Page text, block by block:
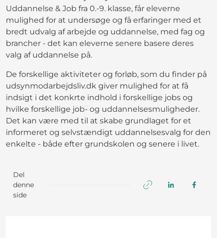
Uddannelse & Job fra 0.-9. klasse, får eleverne
mulighed for at undersøge og få erfaringer med et
bredt udvalg af arbejde og uddannelse, med fag og
brancher - det kan eleverne senere basere deres
valg af uddannelse på.
De forskellige aktiviteter og forløb, som du finder på
udsynmodarbejdsliv.dk giver mulighed for at få
indsigt i det konkrte indhold i forskellige jobs og
hvilke forskellige job- og uddannelsesmuligheder.
Det kan være med til at skabe grundlaget for et
informeret og selvstændigt uddannelsesvalg for den
enkelte - både efter grundskolen og senere i livet.
Del
denne
side